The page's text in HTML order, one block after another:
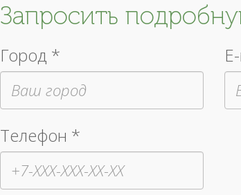
Запросить
Город *
Телефон *